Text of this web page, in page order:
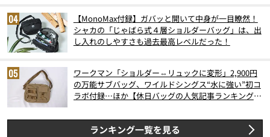
【MonoMax付録】ガバッと開いて中身が一目瞭然！
シャカの「じゃばら式４層ショルダーバッグ」は、出
し入れのしやすさも過去最高レベルだった！
ワークマン「ショルダー⇔リュックに変形」2,900円
の万能サブバッグ、ワイルドシングス“水に強い”初コ
ラボ付録…ほか【休日バッグの人気記事ランキングベ
ランキング一覧を見る